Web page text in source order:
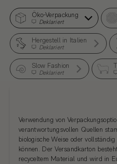
Öko-Verpackung
Deklariert
Hergestell in Italien
Deklariert
Slow Fashion
Deklariert
Verwendung von
verantwortungsvollen Quellen
biologische Weise oder
können. Der Versandkarton
recyceltem Material und wird in